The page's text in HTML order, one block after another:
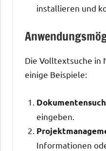
installieren und
Die Volltextsuche in
einige Beispiele:
eingeben.
Informationen